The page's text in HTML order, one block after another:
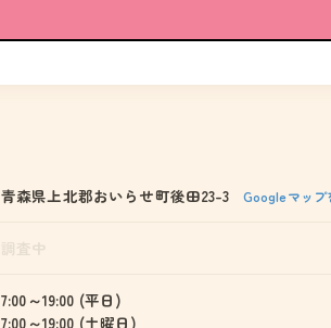
青森県上北郡おいらせ町後田23-3 Googleマップ
7:00～19:00 (平日)
7:00～19:00 (土曜日)